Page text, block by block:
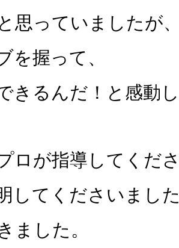
思っていましたが
を握って、
きるんだ！と感動
ロが指導してくだ
してくださいまし
ました。